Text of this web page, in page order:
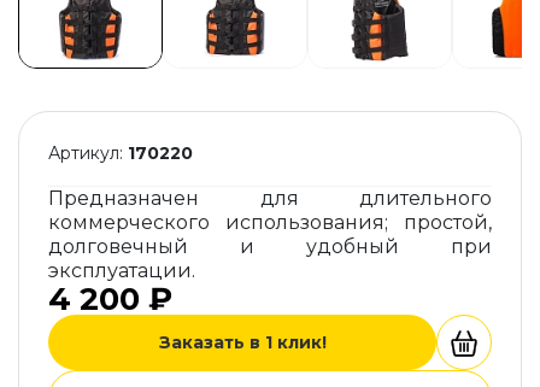
Артикул: 170220
Предназначен для длительного
коммерческого использования; простой,
долговечный и удобный при
эксплуатации.
4 200 ₽
Заказать в 1 клик!